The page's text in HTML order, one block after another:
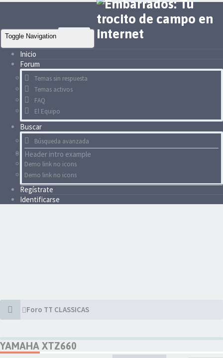
Toggle Navigation
Inicio
Forum
Temas sin respuesta
Temas activos
FAQ
El Equipo
Buscar
Búsqueda avanzada
Header intro example
Demo link no icons
Demo link no icons
Regístrate
Identificarse
Foro TT CLASSICAS
YAMAHA XTZ660